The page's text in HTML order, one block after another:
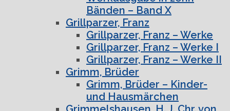
Bänden – Band X
Grillparzer, Franz
Grillparzer, Franz – Werke
Grillparzer, Franz – Werke I
Grillparzer, Franz – Werke II
Grimm, Brüder
Grimm, Brüder – Kinder-
und Hausmärchen